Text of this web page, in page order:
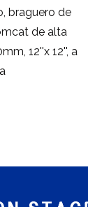
braguero de
de alta
12''x 12'', a